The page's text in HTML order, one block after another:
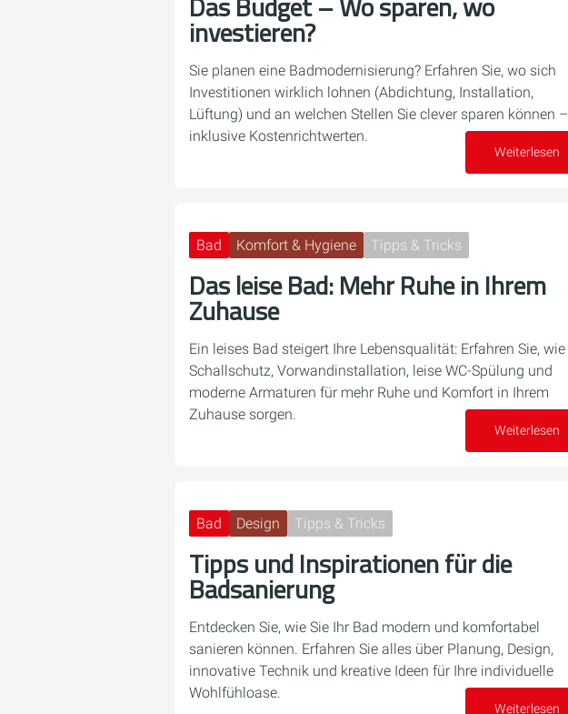
investieren?
Sie planen eine Badmodernisierung? Erfahren Sie, wo sich
Investitionen wirklich lohnen (Abdichtung, Installation,
Lüftung) und an welchen Stellen Sie clever sparen können –
inklusive Kostenrichtwerten.
Weiterlesen
Bad Komfort & Hygiene Tipps & Tricks
Das leise Bad: Mehr Ruhe in Ihrem
Zuhause
Ein leises Bad steigert Ihre Lebensqualität: Erfahren Sie, wie
Schallschutz, Vorwandinstallation, leise WC-Spülung und
moderne Armaturen für mehr Ruhe und Komfort in Ihrem
Zuhause sorgen.
Weiterlesen
Bad Design Tipps & Tricks
Tipps und Inspirationen für die
Badsanierung
Entdecken Sie, wie Sie Ihr Bad modern und komfortabel
sanieren können. Erfahren Sie alles über Planung, Design,
innovative Technik und kreative Ideen für Ihre individuelle
Wohlfühloase.
Weiterlesen